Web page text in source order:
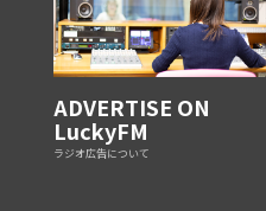
ADVERTISE ON
LuckyFM
ラジオ広告について